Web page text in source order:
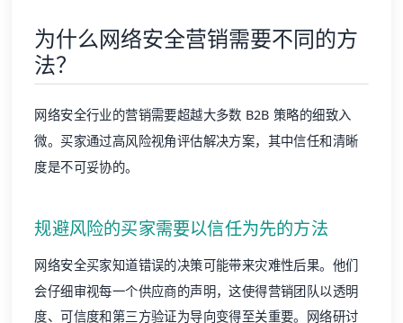
为什么网络安全营销需要不同的方
法？
网络安全行业的营销需要超越大多数 B2B 策略的细致入
微。买家通过高风险视角评估解决方案，其中信任和清晰
度是不可妥协的。
规避风险的买家需要以信任为先的方法
网络安全买家知道错误的决策可能带来灾难性后果。他们
会仔细审视每一个供应商的声明，这使得营销团队以透明
度、可信度和第三方验证为导向变得至关重要。网络研讨